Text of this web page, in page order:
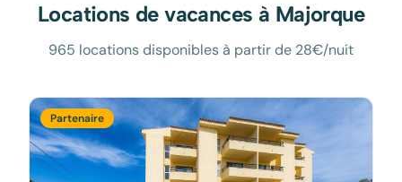
Locations de vacances à Majorque
965 locations disponibles à partir de 28€/nuit
Partenaire